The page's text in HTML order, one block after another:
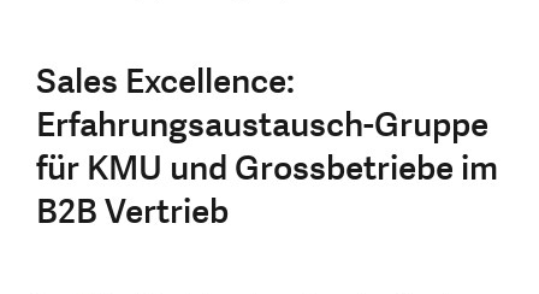
Sales Excellence:
Erfahrungsaustausch-Gruppe
für KMU und Grossbetriebe im
B2B Vertrieb